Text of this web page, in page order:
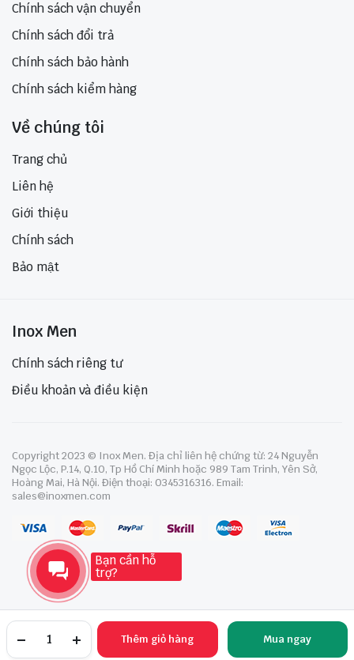
Thêm giỏ hàng Mua ngay
Chính sách vận chuyển
Chính sách đổi trả
Chính sách bảo hành
Chính sách kiểm hàng
Về chúng tôi
Trang chủ
Liên hệ
Giới thiệu
Chính sách
Bảo mật
Inox Men
Chính sách riêng tư
Điều khoản và điều kiện
Copyright 2023 © Inox Men. Địa chỉ liên hệ chứng từ: 24 Nguyễn
Ngọc Lộc, P.14, Q.10, Tp Hồ Chí Minh hoặc 989 Tam Trinh, Yên Sở,
Hoàng Mai, Hà Nội. Điện thoại: 0345316316. Email:
sales@inoxmen.com
Bạn cần hỗ
trợ?
TRANG CHỦ TÌM KIẾM YÊU THÍCH TÀI KHOẢN NGÀNH HÀNG